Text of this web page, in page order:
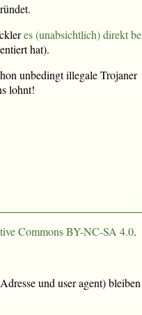
es (unabsichtlich) direkt
hat).
unbedingt illegale Trojaner
lohnt!
Commons BY-NC-SA 4.0.
und user agent)